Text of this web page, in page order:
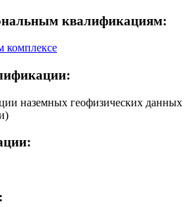
квалификациям:
комплексе
наземных геофизических данных